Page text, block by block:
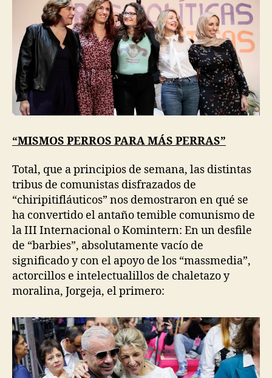
“MISMOS PERROS PARA MÁS PERRAS”
Total, que a principios de semana, las distintas
tribus de comunistas disfrazados de
“chiripitifláuticos” nos demostraron en qué se
ha convertido el antaño temible comunismo de
la III Internacional o Komintern: En un desfile
de “barbies”, absolutamente vacío de
significado y con el apoyo de los “massmedia”,
actorcillos e intelectualillos de chaletazo y
moralina, Jorgeja, el primero: